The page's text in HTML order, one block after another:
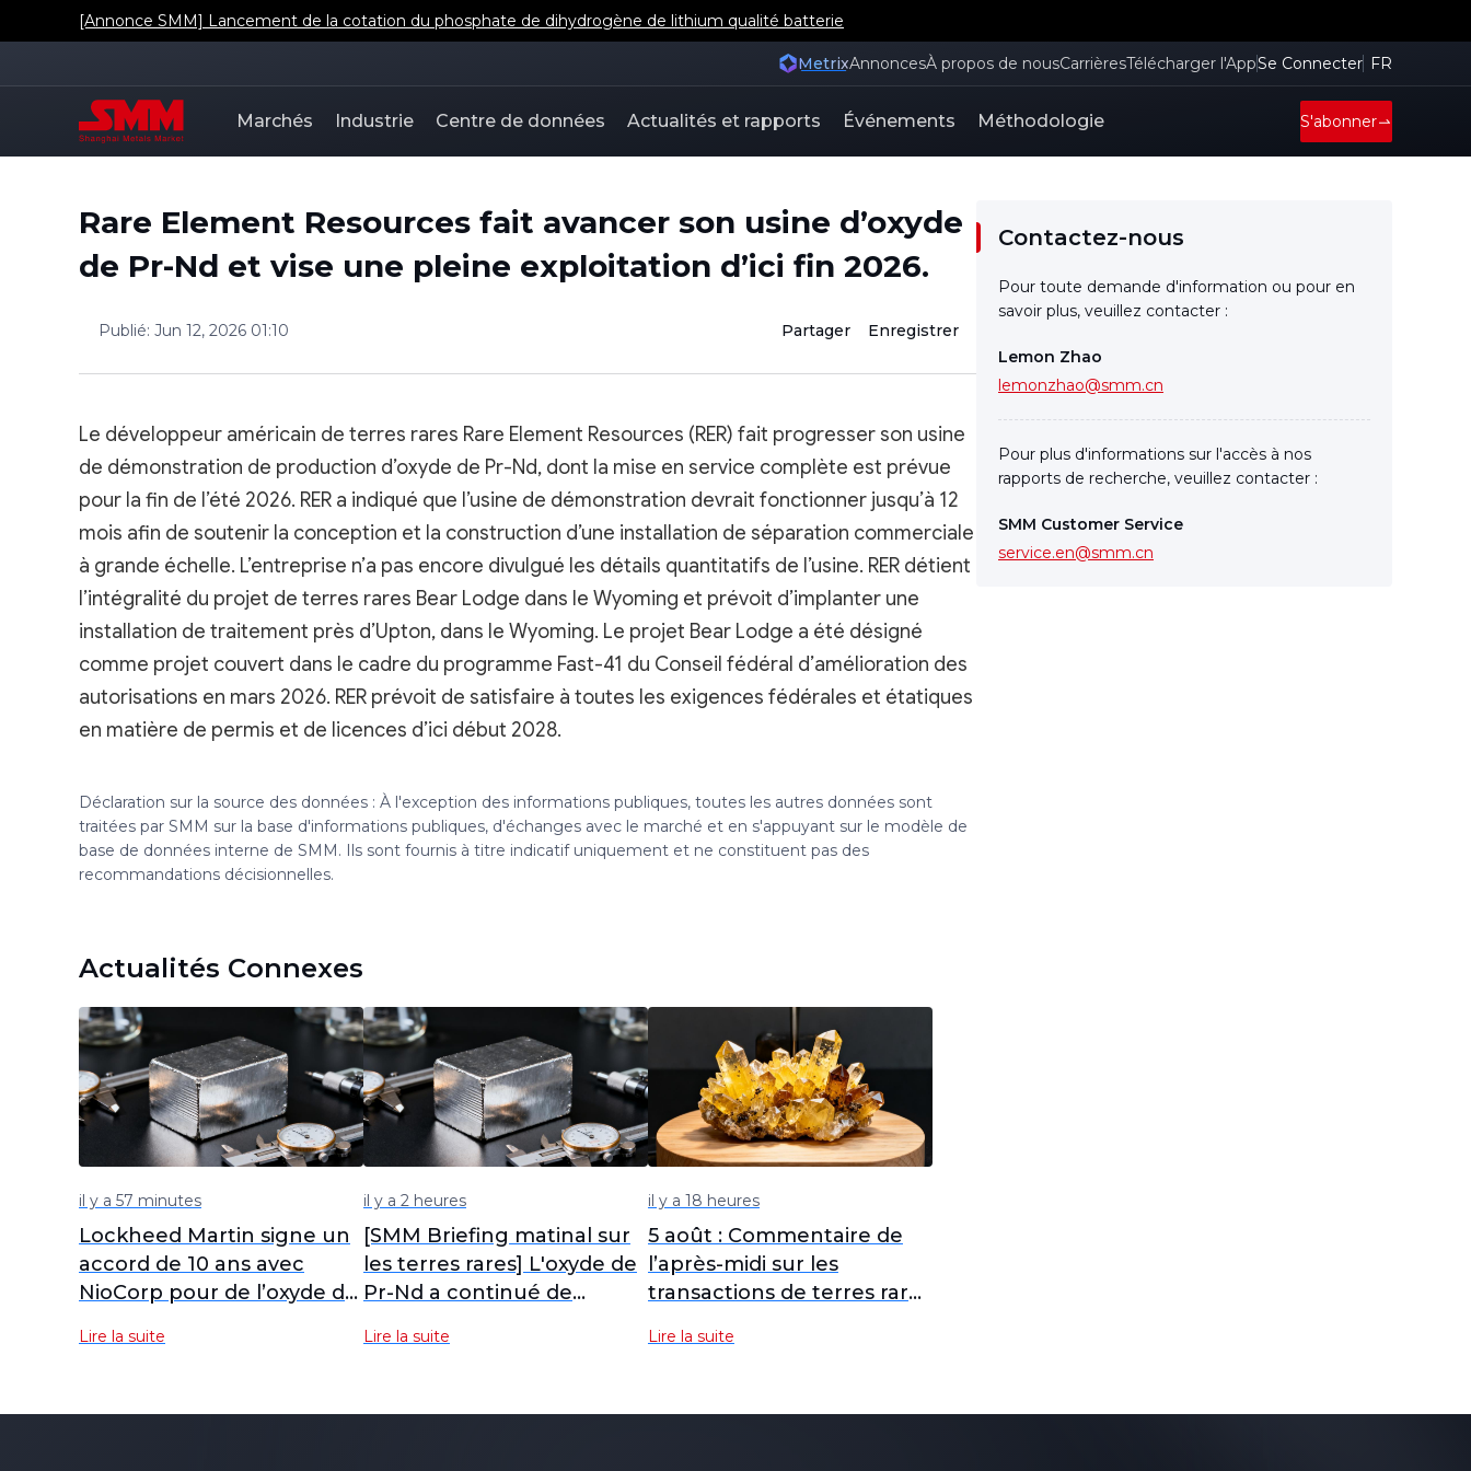
[Annonce SMM] Lancement de la cotation du phosphate de dihydrogène de lithium qualité batterie
MetrixAnnoncesÀ propos de nousCarrièresTélécharger l'AppSe Connecter FR
Marchés Industrie Centre de données Actualités et rapports Événements Méthodologie S'abonner
Rare Element Resources fait avancer son usine d’oxyde
de Pr-Nd et vise une pleine exploitation d’ici fin 2026.
Publié: Jun 12, 2026 01:10 Partager Enregistrer
Le développeur américain de terres rares Rare Element Resources (RER) fait progresser son usine
de démonstration de production d’oxyde de Pr-Nd, dont la mise en service complète est prévue
pour la fin de l’été 2026. RER a indiqué que l’usine de démonstration devrait fonctionner jusqu’à 12
mois afin de soutenir la conception et la construction d’une installation de séparation commerciale
à grande échelle. L’entreprise n’a pas encore divulgué les détails quantitatifs de l’usine. RER détient
l’intégralité du projet de terres rares Bear Lodge dans le Wyoming et prévoit d’implanter une
installation de traitement près d’Upton, dans le Wyoming. Le projet Bear Lodge a été désigné
comme projet couvert dans le cadre du programme Fast-41 du Conseil fédéral d’amélioration des
autorisations en mars 2026. RER prévoit de satisfaire à toutes les exigences fédérales et étatiques
en matière de permis et de licences d’ici début 2028.
Déclaration sur la source des données : À l'exception des informations publiques, toutes les autres données sont
traitées par SMM sur la base d'informations publiques, d'échanges avec le marché et en s'appuyant sur le modèle de
base de données interne de SMM. Ils sont fournis à titre indicatif uniquement et ne constituent pas des
recommandations décisionnelles.
Actualités Connexes
il y a 57 minutes
Lockheed Martin signe un
accord de 10 ans avec
NioCorp pour de l’oxyde de
demande aérospatiale
Lire la suite
il y a 2 heures
[SMM Briefing matinal sur
les terres rares] L'oxyde de
Pr-Nd a continué de
des grands producteurs
Lire la suite
il y a 18 heures
5 août : Commentaire de
l’après-midi sur les
transactions de terres rares
Lire la suite
Contactez-nous
Pour toute demande d'information ou pour en
savoir plus, veuillez contacter :
Lemon Zhao
lemonzhao@smm.cn
Pour plus d'informations sur l'accès à nos
rapports de recherche, veuillez contacter :
SMM Customer Service
service.en@smm.cn